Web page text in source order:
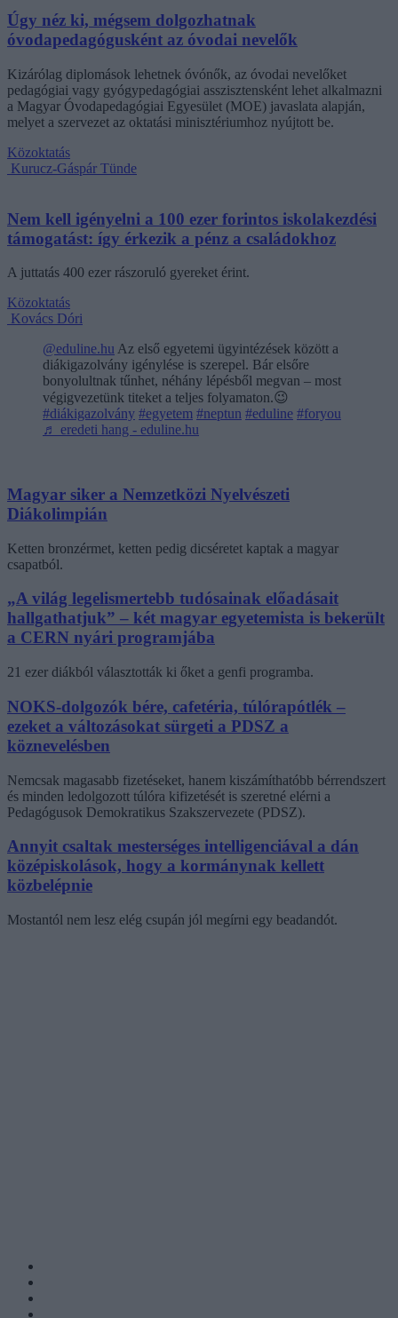
Úgy néz ki, mégsem dolgozhatnak
óvodapedagógusként az óvodai nevelők
Kizárólag diplomások lehetnek óvónők, az óvodai nevelőket
pedagógiai vagy gyógypedagógiai asszisztensként lehet alkalmazni
a Magyar Óvodapedagógiai Egyesület (MOE) javaslata alapján,
melyet a szervezet az oktatási minisztériumhoz nyújtott be.
Közoktatás
Kurucz-Gáspár Tünde
Nem kell igényelni a 100 ezer forintos iskolakezdési
támogatást: így érkezik a pénz a családokhoz
A juttatás 400 ezer rászoruló gyereket érint.
Közoktatás
Kovács Dóri
@eduline.hu Az első egyetemi ügyintézések között a
diákigazolvány igénylése is szerepel. Bár elsőre
bonyolultnak tűnhet, néhány lépésből megvan – most
végigvezetünk titeket a teljes folyamaton.😉
#diákigazolvány #egyetem #neptun #eduline #foryou
♬ eredeti hang - eduline.hu
Magyar siker a Nemzetközi Nyelvészeti
Diákolimpián
Ketten bronzérmet, ketten pedig dicséretet kaptak a magyar
csapatból.
„A világ legelismertebb tudósainak előadásait
hallgathatjuk” – két magyar egyetemista is bekerült
a CERN nyári programjába
21 ezer diákból választották ki őket a genfi programba.
NOKS-dolgozók bére, cafetéria, túlórapótlék –
ezeket a változásokat sürgeti a PDSZ a
köznevelésben
Nemcsak magasabb fizetéseket, hanem kiszámíthatóbb bérrendszert
és minden ledolgozott túlóra kifizetését is szeretné elérni a
Pedagógusok Demokratikus Szakszervezete (PDSZ).
Annyit csaltak mesterséges intelligenciával a dán
középiskolások, hogy a kormánynak kellett
közbelépnie
Mostantól nem lesz elég csupán jól megírni egy beadandót.